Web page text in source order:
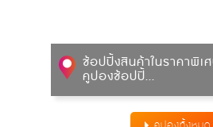
ช้อปปิ้งสินค้าในราคาพิเ
คูปองช้อปปิ้...